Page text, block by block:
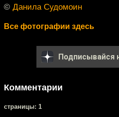
© Данила Судомоин
Все фотографии здесь
Подписывайся
Комментарии
cтраницы: 1